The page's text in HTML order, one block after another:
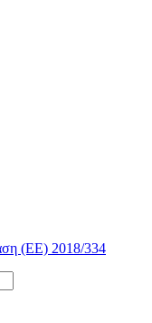
(ΕΕ) 2018/334